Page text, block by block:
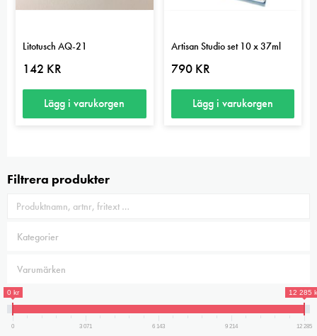
Litotusch AQ-21
142 KR
Lägg i varukorgen
Artisan Studio set 10 x 37ml
790 KR
Lägg i varukorgen
Filtrera produkter
0 kr 12 285
0 3 071 6 143 9 214 12 285